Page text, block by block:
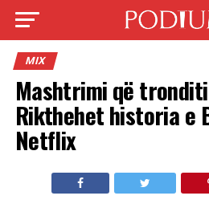
MIX
Mashtrimi që
Rikthehet historia e
Netflix